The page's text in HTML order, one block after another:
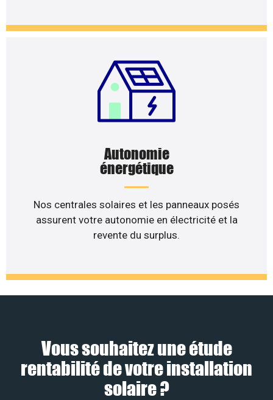
Autonomie
énergétique
Nos centrales solaires et les panneaux posés
assurent votre autonomie en électricité et la
revente du surplus.
Vous souhaitez une étude
rentabilité de votre installation
solaire ?